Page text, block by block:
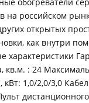
обогреватели
на российском
открытых
как внутри
характеристики
кв.м. : 24
1,0/2,0/3,0